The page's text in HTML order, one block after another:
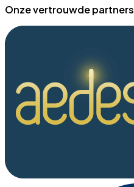
Onze vertrouwde partners